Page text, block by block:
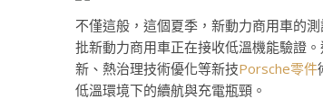
不僅這般，這個夏季，新動力商用車的
批新動力商用車正在接收低溫機能驗證
新、熱治理技術優化等新技Porsche零件
低溫環境下的續航與充電瓶頸。